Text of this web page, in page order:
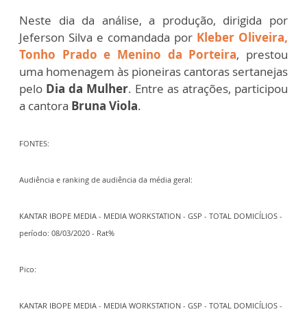
Neste dia da análise, a produção, dirigida por
Jeferson Silva e comandada por Kleber Oliveira,
Tonho Prado e Menino da Porteira, prestou
uma homenagem às pioneiras cantoras sertanejas
pelo Dia da Mulher. Entre as atrações, participou
a cantora Bruna Viola.
FONTES:
Audiência e ranking de audiência da média geral:
KANTAR IBOPE MEDIA - MEDIA WORKSTATION - GSP - TOTAL DOMICÍLIOS -
período: 08/03/2020 - Rat%
Pico:
KANTAR IBOPE MEDIA - MEDIA WORKSTATION - GSP - TOTAL DOMICÍLIOS -